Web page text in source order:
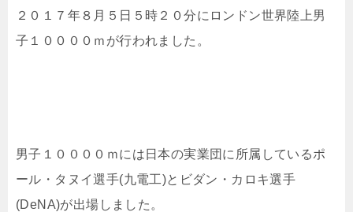
２０１７年８月５日５時２０分にロンドン世界陸上男
子１００００ｍが行われました。
男子１００００ｍには日本の実業団に所属しているポ
ール・タヌイ選手(九電工)とビダン・カロキ選手
(DeNA)が出場しました。